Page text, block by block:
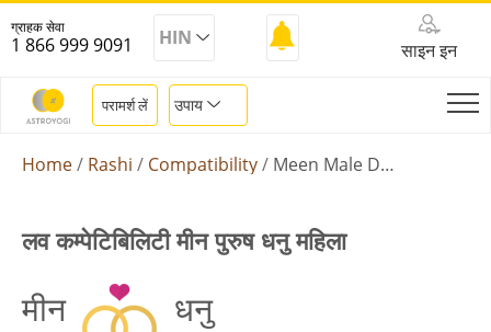
ग्राहक सेवा
1 866 999 9091 HIN
साइन इन
परामर्श लें उपाय
Home Rashi Compatibility Meen Male Dhanu Female
लव कम्पेटिबिलिटी मीन पुरुष धनु महिला
मीन धनु